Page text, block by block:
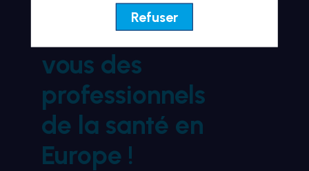
BIENVENUE À HWL26
le rendez-
vous des
professionnels
de la santé en
Europe !
Refuser